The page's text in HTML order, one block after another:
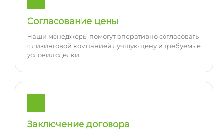
Согласование цены
Наши менеджеры помогут оперативно согласовать
с лизинговой компанией лучшую цену и требуемые
условия сделки.
Заключение договора